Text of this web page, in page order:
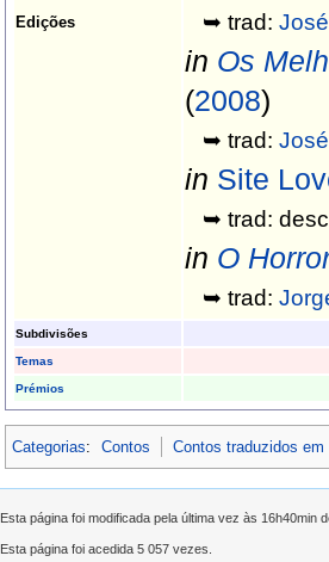
Edições ➥ trad:
in Os
(2008)
➥ trad:
in Site
➥ trad:
in O
➥ trad:
Subdivisões
Temas
Prémios
Categorias: Contos Contos traduzidos em
Esta página foi modificada pela última vez às 16h40min
Esta página foi acedida 5 057 vezes.